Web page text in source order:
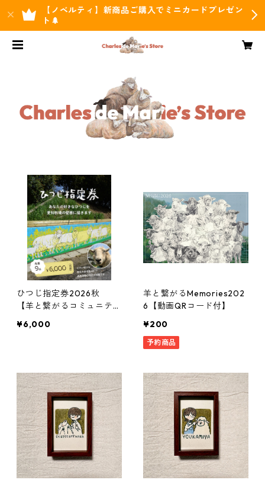
【ノベルティ】新商品ご購入でミニカードプレゼン
ト🌲
ひつじ指定券2026秋
【羊と繋がるコミュニティ
¥6,000
羊と繋がるMemories202
6【動画QRコード付】
¥200
予約商品